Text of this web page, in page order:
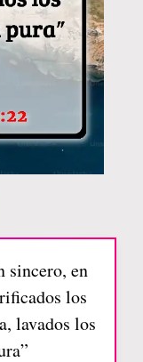
sincero, en
los
lavados los